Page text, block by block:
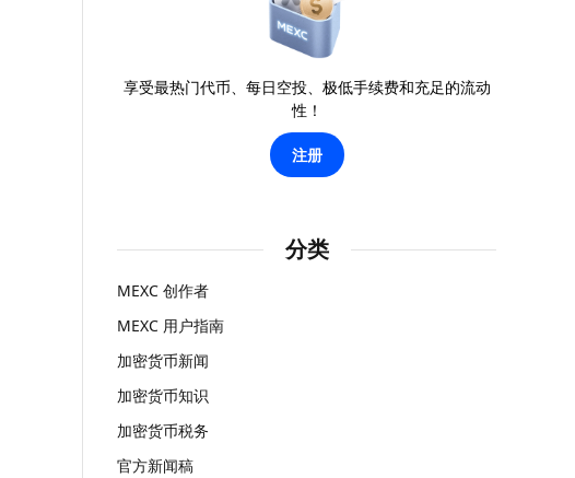
享受最热门代币、每日空投、极低手续费和充足的流动
性！
注册
分类
MEXC 创作者
MEXC 用户指南
加密货币新闻
加密货币知识
加密货币税务
官方新闻稿